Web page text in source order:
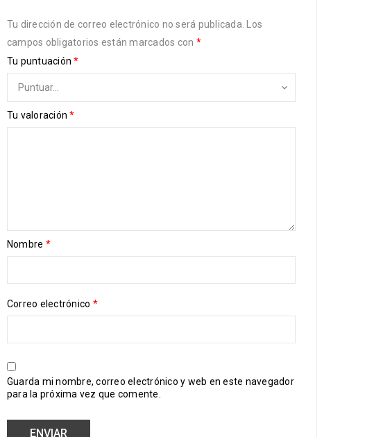
Tu dirección de correo electrónico no será publicada.
Los
campos obligatorios están marcados con *
Tu puntuación*
Tu valoración*
Nombre *
Correo electrónico *
Guarda mi nombre, correo electrónico y web en este navegador
para la próxima vez que comente.